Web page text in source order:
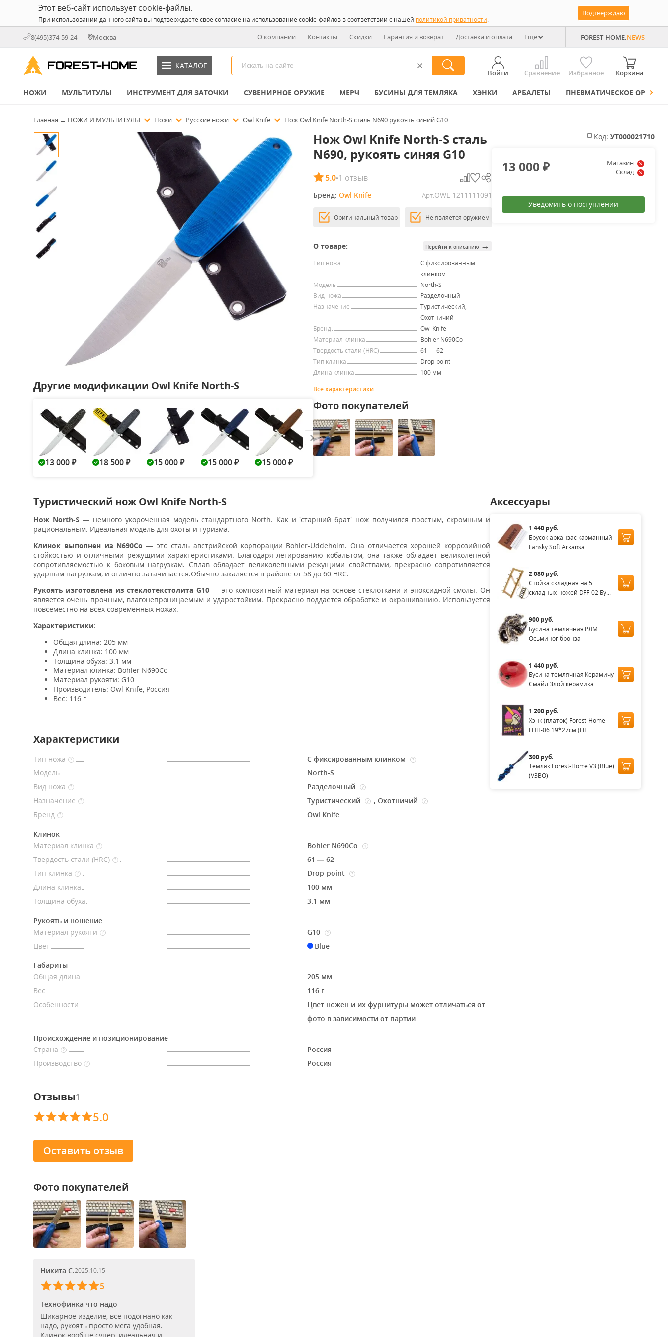
Этот веб-сайт использует cookie-файлы.
При использовании данного сайта вы подтверждаете свое согласие на использование cookie-файлов в соответствии с нашей политикой приватности.
Подтверждаю
8(495)374-59-24 Москва О компании Контакты Скидки Гарантия и возврат Доставка и оплата Еще FOREST-HOME.NEWS
КАТАЛОГ
Войти Сравнение Избранное Корзина
НОЖИ МУЛЬТИТУЛЫ ИНСТРУМЕНТ ДЛЯ ЗАТОЧКИ СУВЕНИРНОЕ ОРУЖИЕ МЕРЧ БУСИНЫ ДЛЯ ТЕМЛЯКА ХЭНКИ АРБАЛЕТЫ ПНЕВМАТИЧЕСКОЕ ОРУЖИЕ
Главная → НОЖИ И МУЛЬТИТУЛЫ Ножи Русские ножи Owl Knife Нож Owl Knife North-S сталь N690 рукоять синий G10
Другие модификации Owl Knife North-S
13 000 ₽ 18 500 ₽ 15 000 ₽ 15 000 ₽ 15 000 ₽
Нож Owl Knife North-S сталь
N690, рукоять синяя G10
5.0•1 отзыв
Бренд: Owl Knife Арт.OWL-1211111091
Оригинальный товар Не является оружием
О товаре: Перейти к описанию →
Тип ножа
С фиксированным
клинком
Модель
North-S
Вид ножа
Разделочный
Назначение
Туристический,
Охотничий
Бренд
Owl Knife
Материал клинка
Bohler N690Co
Твердость стали (HRC)
61 — 62
Тип клинка
Drop-point
Длина клинка
100 мм
Все характеристики
Фото покупателей
Код: УТ000021710
13 000₽
Магазин:
Склад:
Уведомить о поступлении
Туристический нож Owl Knife North-S
Нож North-S — немного укороченная модель стандартного North. Как и 'старший брат' нож получился простым, скромным и
рациональным. Идеальная модель для охоты и туризма.
Клинок выполнен из N690Co — это сталь австрийской корпорации Bohler-Uddeholm. Она отличается хорошей коррозийной
стойкостью и отличными режущими характеристиками. Благодаря легированию кобальтом, она также обладает великолепной
сопротивляемостью к боковым нагрузкам. Сплав обладает великолепными режущими свойствами, прекрасно сопротивляется
ударным нагрузкам, и отлично затачивается.Обычно закаляется в районе от 58 до 60 HRC.
Рукоять изготовлена из стеклотекстолита G10— это композитный материал на основе стеклоткани и эпоксидной смолы. Он
является очень прочным, влагонепроницаемым и ударостойким. Прекрасно поддается обработке и окрашиванию. Используется
повсеместно на всех современных ножах.
Характеристики:
Общая длина: 205 мм
Длина клинка: 100 мм
Толщина обуха: 3.1 мм
Материал клинка: Bohler N690Co
Материал рукояти: G10
Производитель: Owl Knife, Россия
Вес: 116 г
Характеристики
Тип ножа ? С фиксированным клинком ?
Модель
North-S
Вид ножа
? Разделочный ?
Назначение ? Туристический ? ,Охотничий ?
Бренд ? Owl Knife
Клинок
Материал клинка
? Bohler N690Co ?
Твердость стали (HRC) ?
61 — 62
Тип клинка
? Drop-point ?
Длина клинка
100 мм
Толщина обуха
3.1 мм
Рукоять и ношение
Материал рукояти
? G10 ?
Цвет Blue
Габариты
Общая длина
205 мм
Вес
116 г
Особенности
Цвет ножен и их фурнитуры может отличаться от
фото в зависимости от партии
Происхождение и позиционирование
Страна
?
Россия
Производство
? Россия
Аксессуары
1 440 руб.
Брусок арканзас карманный
Lansky Soft Arkansa...
2 080 руб.
Стойка складная на 5
складных ножей DFF-02 Бу...
900 руб.
Бусина темлячная РЛМ
Осьминог бронза
1 440 руб.
Бусина темлячная Керамичу
Смайл Злой керамика...
1 200 руб.
Хэнк (платок) Forest-Home
FHH-06 19*27см (FH...
300 руб.
Темляк Forest-Home V3 (Blue)
(V3BO)
Отзывы1
5.0
Оставить отзыв
Фото покупателей
Никита С.2025.10.15
5
Технофинка что надо
Шикарное изделие, все подогнано как
надо, рукоять просто мега удобная.
Клинок вообще супер, идеальная и